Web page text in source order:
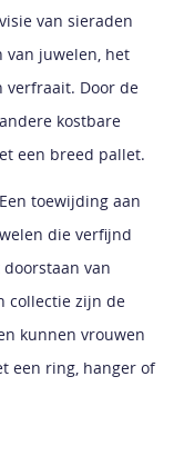
van sieraden
van juwelen, het
verfraait. Door de
kostbare
een breed pallet.
toewijding aan
die verfijnd
van
collectie zijn de
kunnen vrouwen
een ring, hanger of